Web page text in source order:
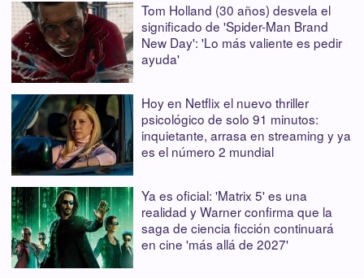
Tom Holland (30 años) desvela el
significado de 'Spider-Man Brand
New Day': 'Lo más valiente es pedir
ayuda'
Hoy en Netflix el nuevo thriller
psicológico de solo 91 minutos:
inquietante, arrasa en streaming y ya
es el número 2 mundial
Ya es oficial: 'Matrix 5' es una
realidad y Warner confirma que la
saga de ciencia ficción continuará
en cine 'más allá de 2027'